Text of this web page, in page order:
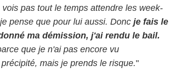
pas tout le temps attendre les week-
pense que pour lui aussi. Donc je fais le
ma démission, j'ai rendu le bail.
que je n'ai pas encore vu
mais je prends le risque."